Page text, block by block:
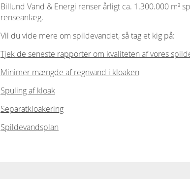
Billund Vand & Energi renser årligt ca. 1.300.000 m³
renseanlæg.
Vil du vide mere om spildevandet, så tag et kig på:
Tjek de seneste rapporter om kvaliteten af vores
Minimer mængde af regnvand i kloaken
Spuling af kloak
Separatkloakering
Spildevandsplan